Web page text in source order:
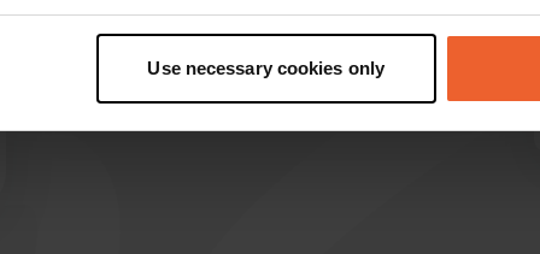
geographical location which can be accurate to within
personal data is processed and set your preferences in the
site with our social media, advertising and analytics
Use necessary cookies only
gratuit
Traduit par Google